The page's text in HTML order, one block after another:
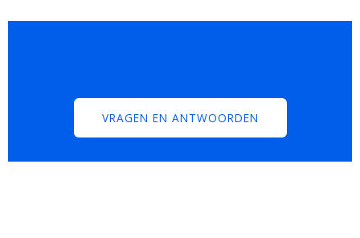
VRAGEN EN ANTWOORDEN